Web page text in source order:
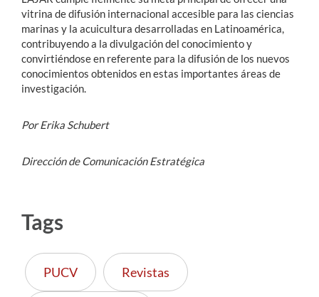
vitrina de difusión internacional accesible para las ciencias
marinas y la acuicultura desarrolladas en Latinoamérica,
contribuyendo a la divulgación del conocimiento y
convirtiéndose en referente para la difusión de los nuevos
conocimientos obtenidos en estas importantes áreas de
investigación.
Por Erika Schubert
Dirección de Comunicación Estratégica
Tags
PUCV Revistas